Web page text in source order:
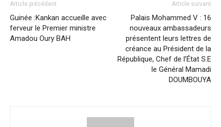
Article précédent
Guinée :Kankan accueille avec
ferveur le Premier ministre
Amadou Oury BAH
Article suivant
Palais Mohammed V : 16
nouveaux ambassadeurs
présentent leurs lettres de
créance au Président de la
République, Chef de l’État S.E
le Général Mamadi
DOUMBOUYA